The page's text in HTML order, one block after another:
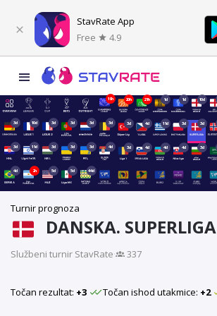
StavRate App
Free
4.9
19h 20h 21h 1d 1d 10d
3d 10d 3d 3d 3d 3d 3d 4d 11d 3d 3d
3d 11d 3d 3d 3d 4d 3d 4d 4d 4d 3d
4d 2h 5d 5d 44d
Turnir prognoza
DANSKA. SUPERLIGA
Službeni turnir StavRate·
337
Točan rezultat: +3 Točan ishod utakmice: +2